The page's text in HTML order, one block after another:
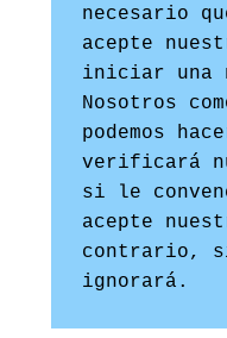
necesario
acepte
iniciar una
Nosotros
podemos
verificará
si le
acepte
contrario,
ignorará.